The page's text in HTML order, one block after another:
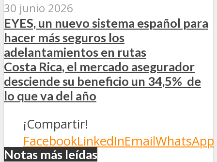
30 junio 2026
EYES, un nuevo sistema español para
hacer más seguros los
adelantamientos en rutas
Costa Rica, el mercado asegurador
desciende su beneficio un 34,5% de
lo que va del año
¡Compartir!
FacebookLinkedInEmailWhatsApp
Notas más leídas